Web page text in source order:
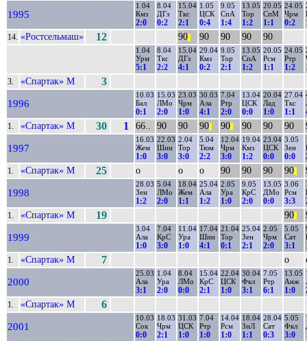
1995
1.04
Кмз
2:0
8.04
ДГз
0:2
15.04
Ткс
2:1
1.05
ЦСК
0:4
9.05
СпА
1:4
13.05
Тор
1:2
20.05
СпМ
1:1
24.05
Чрм
0:2
14. «Ростсельмаш» 12 90 90 90 90 90
1.04
Урм
5:1
8.04
Ткс
2:2
15.04
ДГз
4:1
29.04
Кмз
0:2
9.05
Тор
2:1
13.05
СпА
1:2
20.05
Рсм
1:1
24.05
Ртр
1:2
3. «Спартак» М 3
1996
10.03
Бал
0:1
15.03
ЛМо
2:0
23.03
Чрм
1:0
30.03
Ала
4:1
7.04
Ртр
2:0
13.04
ЦСК
0:0
20.04
Лад
1:0
27.04
Ткс
1:1
1. «Спартак» М 30 1 66.. 90 90 90 90 90 90 90
1997
16.03
Жем
1:0
22.03
Шин
3:0
2.04
Тор
3:0
5.04
Тюм
2:2
12.04
Чрм
3:0
19.04
Кмз
1:2
23.04
ЦСК
0:0
3.05
Зен
0:0
1. «Спартак» М 25 о о о 90 90 90 90
1998
28.03
Зен
1:2
5.04
ЛМо
2:0
18.04
Жем
1:1
25.04
Ала
1:2
2.05
Ура
1:0
9.05
КрС
2:0
13.05
ДМо
0:0
3.06
Рсм
3:3
1. «Спартак» М 19 90
1999
3.04
Ала
1:0
7.04
КрС
3:0
11.04
Ура
1:0
17.04
Шин
4:1
21.04
Тор
0:1
25.04
Зен
2:1
2.05
Чрм
2:0
5.05
Сат
3:1
1. «Спартак» М 7 о
2000
25.03
Ала
3:1
1.04
Ура
2:0
8.04
ЛМо
0:0
15.04
КрС
2:1
22.04
ЦСК
1:0
30.04
Фкл
3:1
7.05
Ртр
6:1
13.05
Анж
1:0
1. «Спартак» М 6
2001
10.03
Сок
0:0
18.03
Чрм
2:1
31.03
ЦСК
1:0
7.04
Ртр
1:0
14.04
Рсм
1:0
18.04
ЗиЛ
1:1
28.04
Сат
0:3
5.05
Фкл
3:0